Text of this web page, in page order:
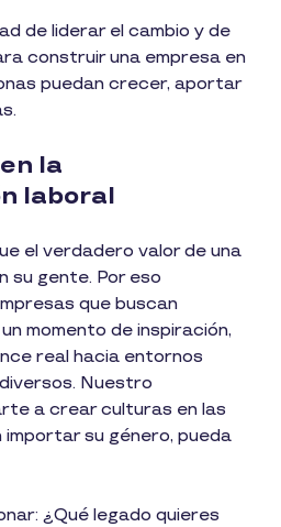
de liderar el cambio y de
construir una empresa en
puedan crecer, aportar
la
laboral
el verdadero valor de una
su gente. Por eso
que buscan
momento de inspiración,
real hacia entornos
Nuestro
a crear culturas en las
importar su género, pueda
¿Qué legado quieres